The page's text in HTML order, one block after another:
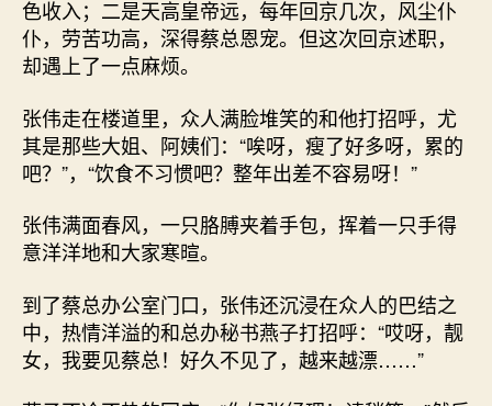
色收入；二是天高皇帝远，每年回京几次，风尘仆
仆，劳苦功高，深得蔡总恩宠。但这次回京述职，
却遇上了一点麻烦。
张伟走在楼道里，众人满脸堆笑的和他打招呼，尤
其是那些大姐、阿姨们：“唉呀，瘦了好多呀，累的
吧？”，“饮食不习惯吧？整年出差不容易呀！”
张伟满面春风，一只胳膊夹着手包，挥着一只手得
意洋洋地和大家寒暄。
到了蔡总办公室门口，张伟还沉浸在众人的巴结之
中，热情洋溢的和总办秘书燕子打招呼：“哎呀，靓
女，我要见蔡总！好久不见了，越来越漂……”